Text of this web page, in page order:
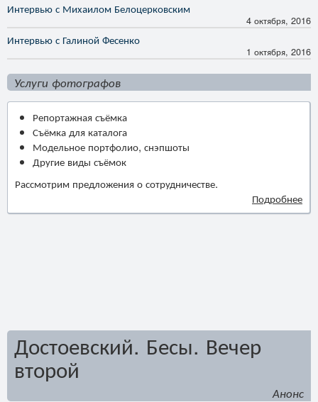
Интервью с Михаилом Белоцерковским
4 октября, 2016
Интервью с Галиной Фесенко
1 октября, 2016
Услуги фотографов
Репортажная съёмка
Съёмка для каталога
Модельное портфолио, снэпшоты
Другие виды съёмок
Рассмотрим предложения о сотрудничестве.
Подробнее
Достоевский. Бесы. Вечер
второй
Анонс